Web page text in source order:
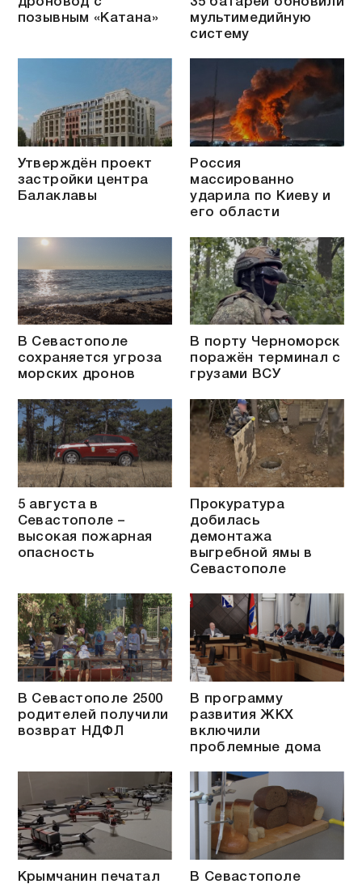
позывным «Катана»
мультимедийную
систему
Утверждён проект
застройки центра
Балаклавы
Россия
массированно
ударила по Киеву и
его области
В Севастополе
сохраняется угроза
морских дронов
В порту Черноморск
поражён терминал с
грузами ВСУ
5 августа в
Севастополе –
высокая пожарная
опасность
Прокуратура
добилась
демонтажа
выгребной ямы в
Севастополе
В Севастополе 2500
родителей получили
возврат НДФЛ
В программу
развития ЖКХ
включили
проблемные дома
Крымчанин печатал
В Севастополе